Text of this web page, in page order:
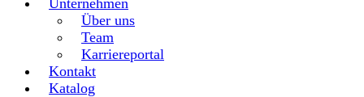
Unternehmen
Über uns
Team
Karriereportal
Kontakt
Katalog